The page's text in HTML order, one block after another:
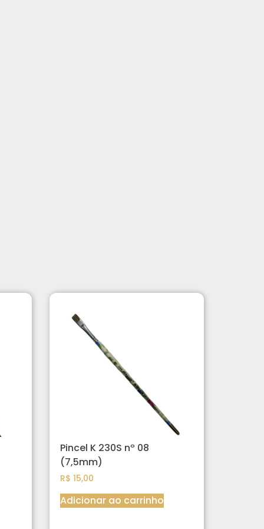
Pincel K 230S nº 08
(7,5mm)
R$ 15,00
Adicionar ao carrinho